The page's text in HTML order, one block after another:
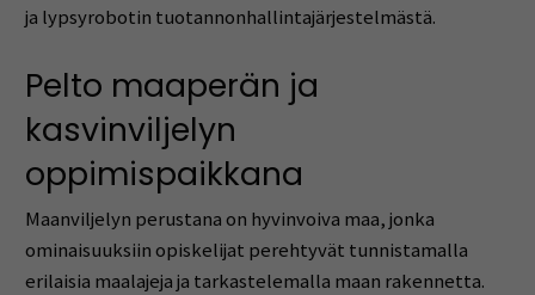
ja lypsyrobotin tuotannonhallintajärjestelmästä.
Pelto maaperän ja
kasvinviljelyn
oppimispaikkana
Maanviljelyn perustana on hyvinvoiva maa, jonka
ominaisuuksiin opiskelijat perehtyvät tunnistamalla
erilaisia maalajeja ja tarkastelemalla maan rakennetta.